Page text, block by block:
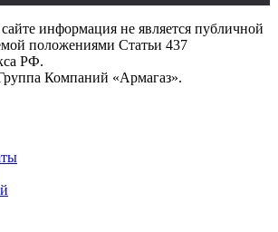
информация не является публичной
положениями Статьи 437
РФ.
Компаний «Армагаз».